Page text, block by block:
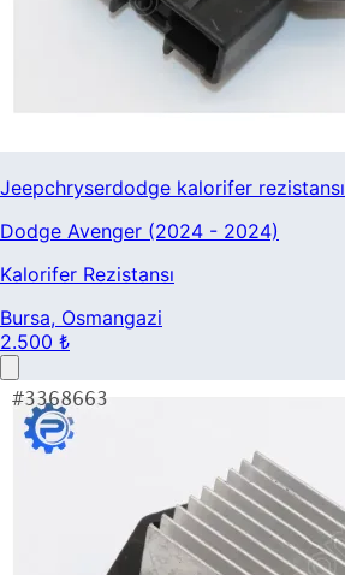
Jeepchryserdodge kalorifer rezistansı
Dodge Avenger (2024 - 2024)
Kalorifer Rezistansı
Bursa, Osmangazi
2.500 ₺